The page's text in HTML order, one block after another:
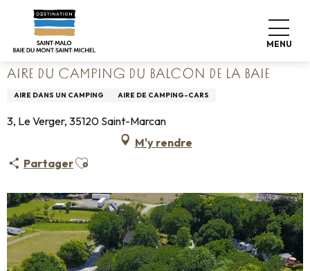
contenu
MENU
Accueil Poser ses valises
Campings
Aire du camping du Balcon de la Baie
AIRE DU CAMPING DU BALCON DE LA BAIE
AIRE DANS UN CAMPING AIRE DE CAMPING-CARS
3, Le Verger, 35120 Saint-Marcan
M'y rendre
PartagerAjouter aux favoris